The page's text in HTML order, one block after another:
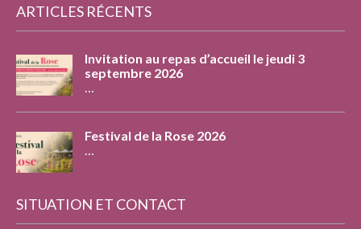
ARTICLES RÉCENTS
Invitation au repas d’accueil le jeudi 3
septembre 2026
…
Festival de la Rose 2026
…
SITUATION ET CONTACT